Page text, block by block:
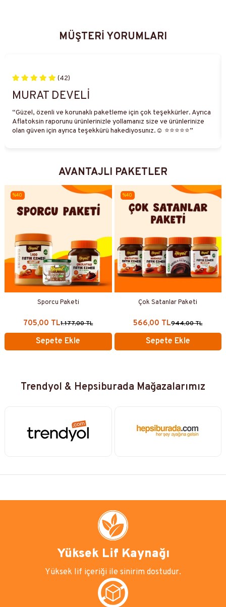
MÜŞTERİ YORUMLARI
(42)
AHMET BORA ÇALIK
“Şeker ilavesiz olmasına rağmen fıstığın kendi tadı o kadar baskın
ve güzel ki, kaşık kaşık yediriyor.”
AVANTAJLI PAKETLER
Sporcu Paketi
705,00 TL1.177,00 TL
Sepete Ekle
%40
Çok Satanlar Paketi
566,00 TL944,00 TL
Sepete Ekle
%40
Trendyol & Hepsiburada Mağazalarımız
Yüksek Lif Kaynağı
Yüksek lif içeriği ile sinirim dostudur.